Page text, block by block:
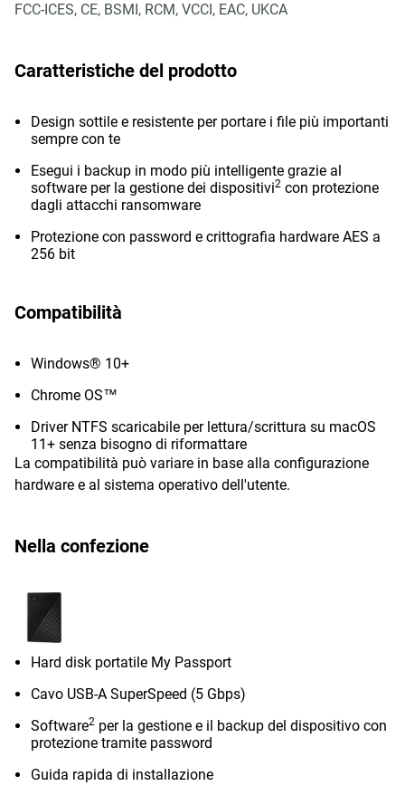
FCC-ICES, CE, BSMI, RCM, VCCI, EAC, UKCA
Caratteristiche del prodotto
Design sottile e resistente per portare i file più importanti
sempre con te
Esegui i backup in modo più intelligente grazie al
software per la gestione dei dispositivi2 con protezione
dagli attacchi ransomware
Protezione con password e crittografia hardware AES a
256 bit
Compatibilità
Windows® 10+
Chrome OS™
Driver NTFS scaricabile per lettura/scrittura su macOS
11+ senza bisogno di riformattare
La compatibilità può variare in base alla configurazione
hardware e al sistema operativo dell'utente.
Nella confezione
Hard disk portatile My Passport
Cavo USB-A SuperSpeed (5 Gbps)
Software2 per la gestione e il backup del dispositivo con
protezione tramite password
Guida rapida di installazione